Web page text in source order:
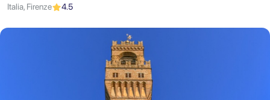
Italia, Firenze 4.5